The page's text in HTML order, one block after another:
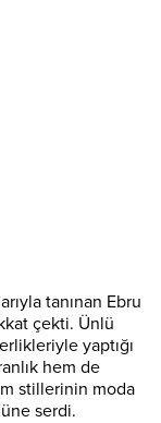
tanınan Ebru
çekti. Ünlü
yaptığı
hem de
stillerinin moda
serdi.